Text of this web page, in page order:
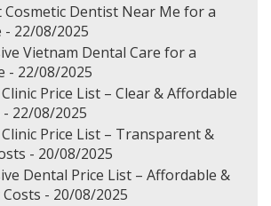
Cosmetic Dentist Near Me for a
- 22/08/2025
Vietnam Dental Care for a
- 22/08/2025
Price List – Clear & Affordable
22/08/2025
Price List – Transparent &
- 20/08/2025
Dental Price List – Affordable &
- 20/08/2025